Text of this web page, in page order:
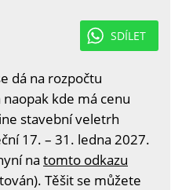
SDÍLET
dá na rozpočtu
kde má cenu
stavební veletrh
17. – 31. ledna 2027.
na tomto odkazu
Těšit se můžete